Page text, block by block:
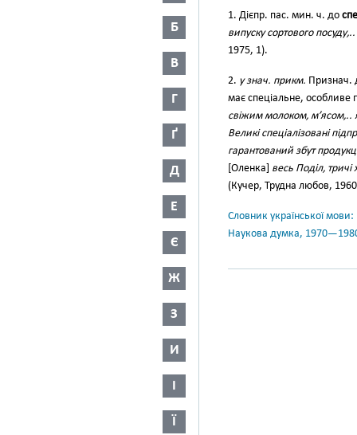
Б
В
Г
Ґ
Д
Е
Є
Ж
З
И
І
Ї
1. Дієпр. пас. мин. ч. до
випуску сортового
1975, 1).
2. у знач. прикм. Признач.
має спеціальне, особливе
свіжим молоком, м’ясом,..
Великі спеціалізовані
гарантований збут
[Оленка] весь Поділ,
(Кучер, Трудна любов,
Словник української
Наукова думка,